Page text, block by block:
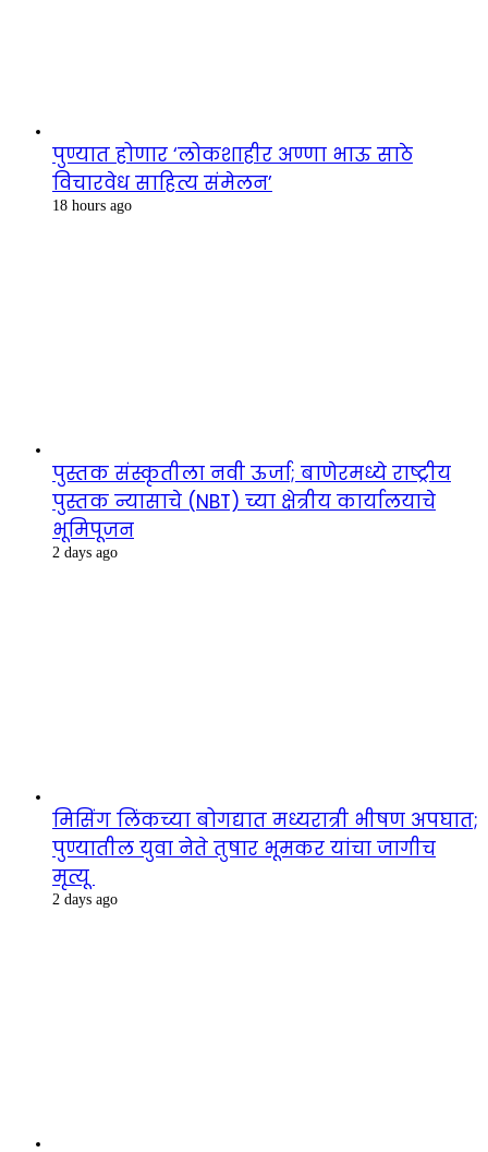
पुण्यात होणार ‘लोकशाहीर अण्णा भाऊ साठे
विचारवेध साहित्य संमेलन’
18 hours ago
पुस्तक संस्कृतीला नवी ऊर्जा; बाणेरमध्ये राष्ट्रीय
पुस्तक न्यासाचे (NBT) च्या क्षेत्रीय कार्यालयाचे
भूमिपूजन
2 days ago
मिसिंग लिंकच्या बोगद्यात मध्यरात्री भीषण अपघात;
पुण्यातील युवा नेते तुषार भूमकर यांचा जागीच
मृत्यू
2 days ago